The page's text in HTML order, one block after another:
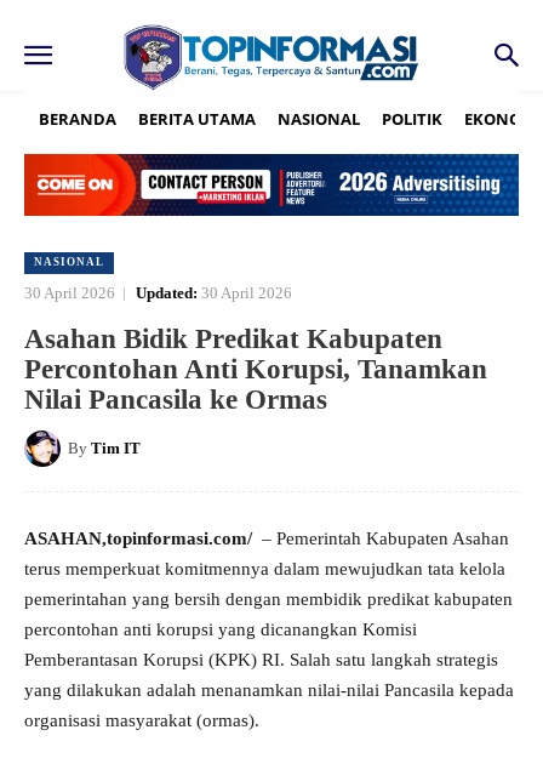
BERANDA BERITA UTAMA NASIONAL POLITIK EKONOMI
NASIONAL
30 April 2026 Updated: 30 April 2026
Asahan Bidik Predikat Kabupaten
Percontohan Anti Korupsi, Tanamkan
Nilai Pancasila ke Ormas
By Tim IT
ASAHAN,topinformasi.com/– Pemerintah Kabupaten Asahan
terus memperkuat komitmennya dalam mewujudkan tata kelola
pemerintahan yang bersih dengan membidik predikat kabupaten
percontohan anti korupsi yang dicanangkan Komisi
Pemberantasan Korupsi (KPK) RI. Salah satu langkah strategis
yang dilakukan adalah menanamkan nilai-nilai Pancasila kepada
organisasi masyarakat (ormas).